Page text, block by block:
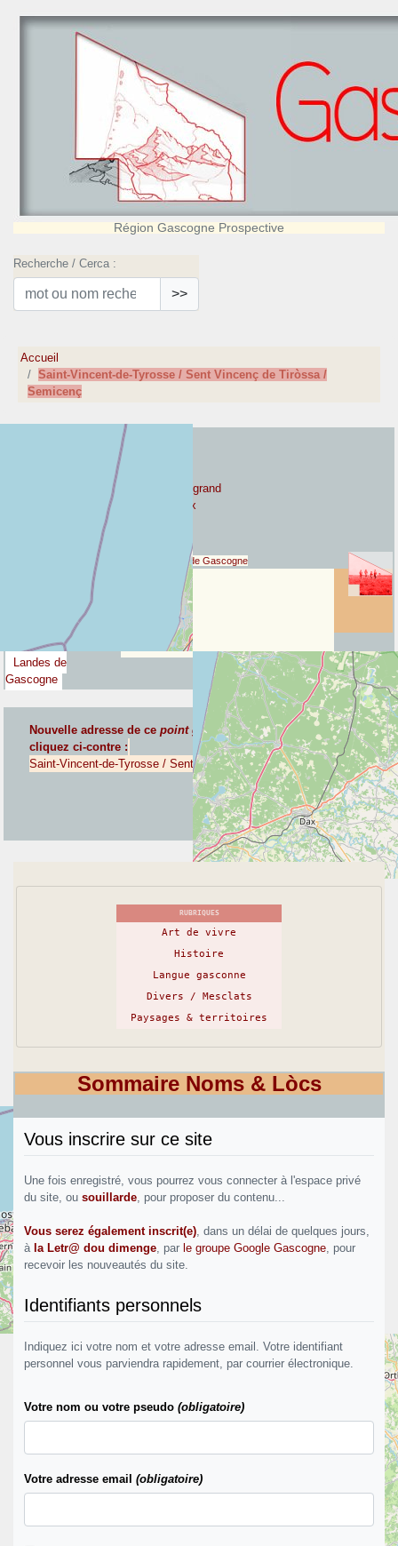
Région Gascogne Prospective
Recherche / Cerca :
>>
Accueil
Saint-Vincent-de-Tyrosse / Sent Vincenç de Tiròssa /
Semicenç
Pays de Born
Marensin
Grande Lande / Lanegrand
Maremne & Seignanx
Bas Adour
Maremne & Seignanx Landes de Gascogne
Saint-Vincent-de-
Vincenç de Tiròssa
Landes de
Gascogne
Nouvelle adresse de cepoint géographique communal,
cliquez ci-contre :
Saint-Vincent-de-Tyrosse / Sent Vincenç de Tiròssa / Semicenç
RUBRIQUES
Art de vivre
Histoire
Langue gasconne
Divers / Mesclats
Paysages & territoires
Sommaire Noms & Lòcs
Vous inscrire sur ce site
Une fois enregistré, vous pourrez vous connecter à l'espace privé
du site, ou souillarde , pour proposer du contenu...
Vous serez également inscrit(e) , dans un délai de quelques jours,
à la Letr@ dou dimenge , par le groupe Google Gascogne , pour
recevoir les nouveautés du site.
Identifiants personnels
Indiquez ici votre nom et votre adresse email. Votre identifiant
personnel vous parviendra rapidement, par courrier électronique.
Votre nom ou votre pseudo (obligatoire)
Votre adresse email (obligatoire)